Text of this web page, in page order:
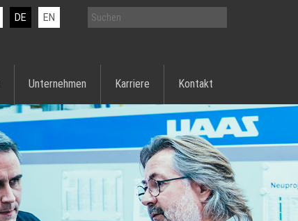
DE EN
Unternehmen Karriere Kontakt